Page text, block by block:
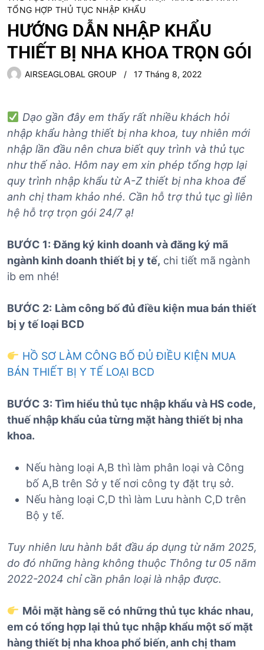
TỔNG HỢP THỦ TỤC NHẬP KHẨU
HƯỚNG DẪN NHẬP KHẨU
THIẾT BỊ NHA KHOA TRỌN GÓI
AIRSEAGLOBAL GROUP 17 Tháng 8, 2022
Dạo gần đây em thấy rất nhiều khách hỏi
nhập khẩu hàng thiết bị nha khoa, tuy nhiên mới
nhập lần đầu nên chưa biết quy trình và thủ tục
như thế nào. Hôm nay em xin phép tổng hợp lại
quy trình nhập khẩu từ A-Z thiết bị nha khoa để
anh chị tham khảo nhé. Cần hỗ trợ thủ tục gì liên
hệ hỗ trợ trọn gói 24/7 ạ!
BƯỚC 1: Đăng ký kinh doanh và đăng ký mã
ngành kinh doanh thiết bị y tế, chi tiết mã ngành
ib em nhé!
BƯỚC 2: Làm công bố đủ điều kiện mua bán thiết
bị y tế loại BCD
HỒ SƠ LÀM CÔNG BỐ ĐỦ ĐIỀU KIỆN MUA
BÁN THIẾT BỊ Y TẾ LOẠI BCD
BƯỚC 3: Tìm hiểu thủ tục nhập khẩu và HS code,
thuế nhập khẩu của từng mặt hàng thiết bị nha
khoa.
Nếu hàng loại A,B thì làm phân loại và Công
bố A,B trên Sở y tế nơi công ty đặt trụ sở.
Nếu hàng loại C,D thì làm Lưu hành C,D trên
Bộ y tế.
Tuy nhiên lưu hành bắt đầu áp dụng từ năm 2025,
do đó những hàng không thuộc Thông tư 05 năm
2022-2024 chỉ cần phân loại là nhập được.
Mỗi mặt hàng sẽ có những thủ tục khác nhau,
em có tổng hợp lại thủ tục nhập khẩu một số mặt
hàng thiết bị nha khoa phổ biến, anh chị tham